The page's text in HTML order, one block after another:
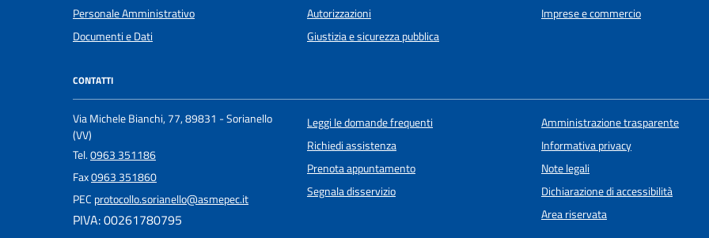
Personale Amministrativo
Documenti e Dati
Autorizzazioni
Giustizia e sicurezza pubblica
Imprese e commercio
CONTATTI
Via Michele Bianchi, 77, 89831 - Sorianello
(VV)
Tel.0963 351186
Fax0963 351860
PEC protocollo.sorianello@asmepec.it
PIVA: 00261780795
Leggi le domande frequenti
Richiedi assistenza
Prenota appuntamento
Segnala disservizio
Amministrazione trasparente
Informativa privacy
Note legali
Dichiarazione di accessibilità
Area riservata